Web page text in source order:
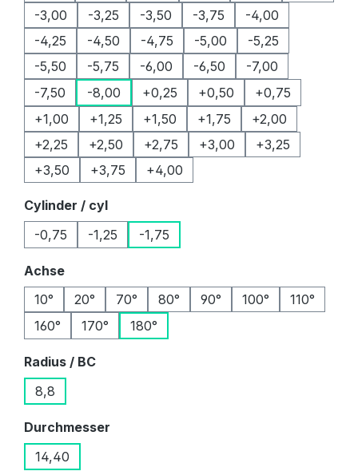
-3,00
-3,25 -3,50 -3,75
-4,00
-4,25
-4,50 -4,75 -5,00
-5,25
-5,50
-5,75 -6,00 -6,50
-7,00
-7,50
-8,00 +0,25 +0,50
+0,75
+1,00
+1,25 +1,50 +1,75
+2,00
+2,25
+2,50 +2,75 +3,00
+3,25
+3,50
+3,75 +4,00
Cylinder / cylauswählen
-0,75
-1,25 -1,75
Achseauswählen
10°
20° 70° 80° 90° 100°
110°
160°
170° 180°
Radius / BCauswählen
8,8
Durchmesser
14,40